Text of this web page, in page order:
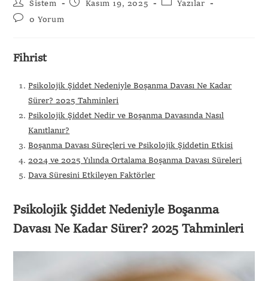
Sistem Kasım 19, 2025
Yazılar
0 Yorum
Fihrist
Psikolojik Şiddet Nedeniyle Boşanma Davası Ne Kadar
Sürer? 2025 Tahminleri
Psikolojik Şiddet Nedir ve Boşanma Davasında Nasıl
Kanıtlanır?
Boşanma Davası Süreçleri ve Psikolojik Şiddetin Etkisi
2024 ve 2025 Yılında Ortalama Boşanma Davası Süreleri
Dava Süresini Etkileyen Faktörler
Psikolojik Şiddet Nedeniyle Boşanma
Davası Ne Kadar Sürer? 2025 Tahminleri